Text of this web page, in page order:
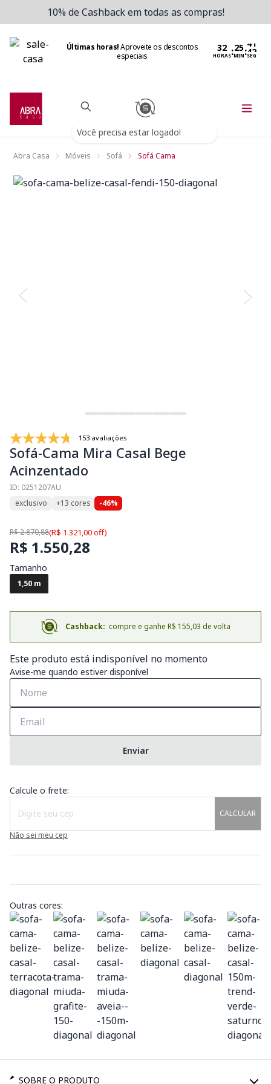
10% de Cashback em todas as compras!
Últimas horas!Aproveite os descontos
especiais
HORAS:MIN:SEG
Você precisa estar logado!
Abra Casa Móveis Sofá Sofá Cama
153 avaliações
Sofá-Cama Mira Casal Bege
Acinzentado
ID: 0251207AU
exclusivo
+13 cores -46%
R$ 2.870,88(R$ 1.321,00 off)
R$ 1.550,28
Tamanho
1,50 m
Cashback: compre e ganhe R$ 155,03 de volta
Este produto está indisponível no momento
Avise-me quando estiver disponível
Enviar
Calcule o frete:
CALCULAR
Não sei meu cep
Outras cores:
SOBRE O PRODUTO